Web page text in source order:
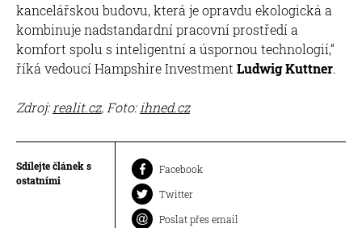
kancelářskou budovu, která je opravdu ekologická a
kombinuje nadstandardní pracovní prostředí a
komfort spolu s inteligentní a úspornou technologií,“
říká vedoucí Hampshire Investment Ludwig Kuttner.
Zdroj: realit.cz, Foto: ihned.cz
Sdílejte článek s
ostatními
Facebook
Twitter
Poslat přes email